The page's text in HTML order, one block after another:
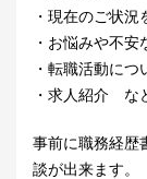
・現在のご状況
・お悩みや不安
・転職活動につ
・求人紹介 な
事前に職務経歴
談が出来ます。